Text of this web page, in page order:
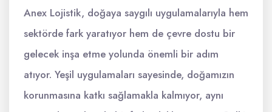
Anex Lojistik, doğaya saygılı uygulamalarıyla hem
sektörde fark yaratıyor hem de çevre dostu bir
gelecek inşa etme yolunda önemli bir adım
atıyor. Yeşil uygulamaları sayesinde, doğamızın
korunmasına katkı sağlamakla kalmıyor, aynı